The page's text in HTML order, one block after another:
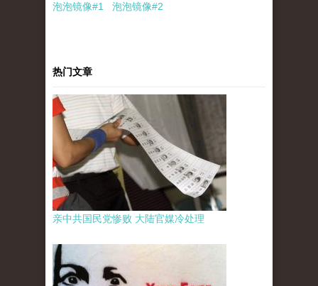
泡泡镜像#1 泡泡镜像#2
热门文章
亲中共国民党惨败 大陆官媒冷处理